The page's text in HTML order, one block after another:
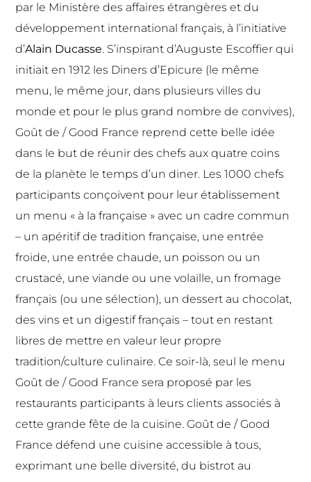
par le Ministère des affaires étrangères et du
développement international français, à l’initiative
d’Alain Ducasse. S’inspirant d’Auguste Escoffier qui
initiait en 1912 les Diners d’Epicure (le même
menu, le même jour, dans plusieurs villes du
monde et pour le plus grand nombre de convives),
Goût de / Good France reprend cette belle idée
dans le but de réunir des chefs aux quatre coins
de la planète le temps d’un diner. Les 1000 chefs
participants conçoivent pour leur établissement
un menu « à la française » avec un cadre commun
– un apéritif de tradition française, une entrée
froide, une entrée chaude, un poisson ou un
crustacé, une viande ou une volaille, un fromage
français (ou une sélection), un dessert au chocolat,
des vins et un digestif français – tout en restant
libres de mettre en valeur leur propre
tradition/culture culinaire. Ce soir-là, seul le menu
Goût de / Good France sera proposé par les
restaurants participants à leurs clients associés à
cette grande fête de la cuisine. Goût de / Good
France défend une cuisine accessible à tous,
exprimant une belle diversité, du bistrot au